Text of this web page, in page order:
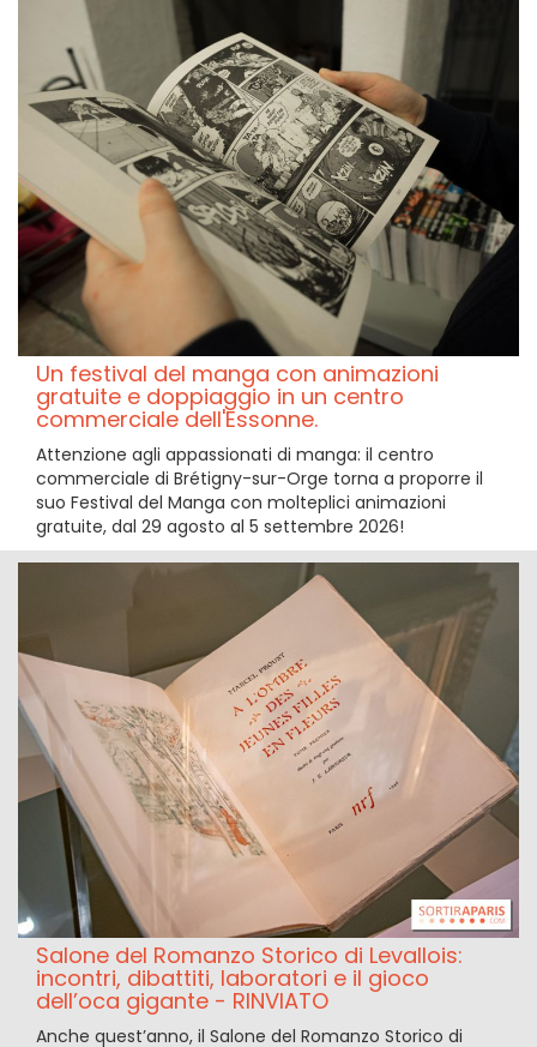
Un festival del manga con animazioni
gratuite e doppiaggio in un centro
commerciale dell'Essonne.
Attenzione agli appassionati di manga: il centro
commerciale di Brétigny-sur-Orge torna a proporre il
suo Festival del Manga con molteplici animazioni
gratuite, dal 29 agosto al 5 settembre 2026!
Salone del Romanzo Storico di Levallois:
incontri, dibattiti, laboratori e il gioco
dell’oca gigante - RINVIATO
Anche quest’anno, il Salone del Romanzo Storico di